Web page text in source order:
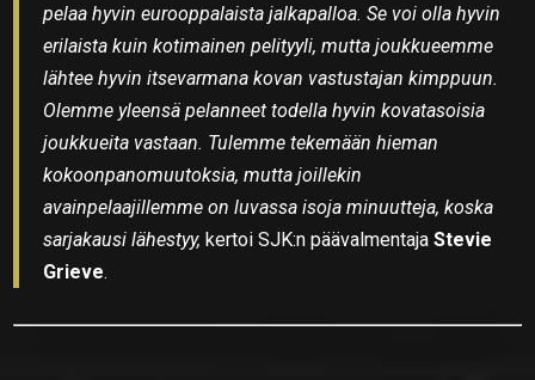
pelaa hyvin eurooppalaista jalkapalloa. Se voi olla hyvin
erilaista kuin kotimainen pelityyli, mutta joukkueemme
lähtee hyvin itsevarmana kovan vastustajan kimppuun.
Olemme yleensä pelanneet todella hyvin kovatasoisia
joukkueita vastaan. Tulemme tekemään hieman
kokoonpanomuutoksia, mutta joillekin
avainpelaajillemme on luvassa isoja minuutteja, koska
sarjakausi lähestyy, kertoi SJK:n päävalmentajaStevie
Grieve.